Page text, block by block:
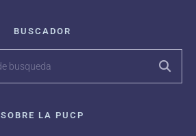
BUSCADOR
SOBRE LA PUCP